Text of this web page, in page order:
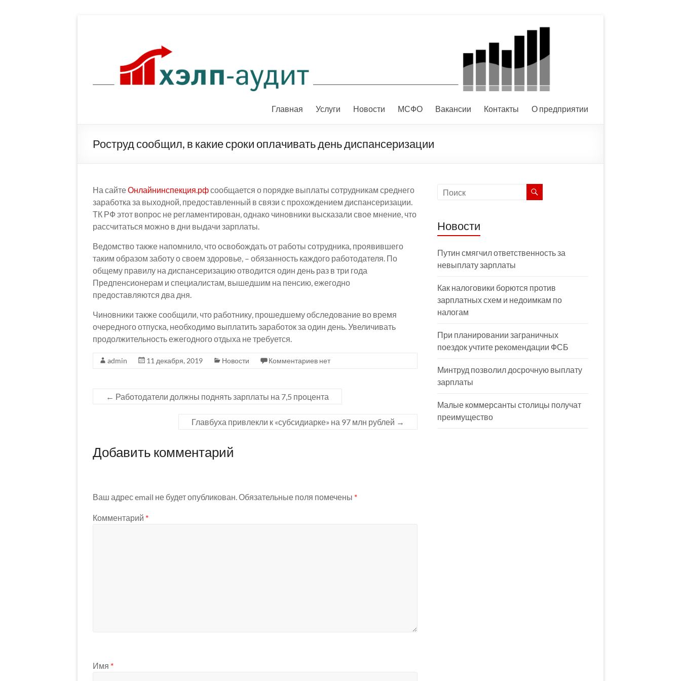
Главная Услуги Новости МСФО Вакансии Контакты О предприятии
Роструд сообщил, в какие сроки оплачивать день диспансеризации
На сайтеОнлайнинспекция.рфсообщается о порядке выплаты сотрудникам среднего
заработка за выходной, предоставленный в связи с прохождением диспансеризации.
ТК РФ этот вопрос не регламентирован, однако чиновники высказали свое мнение, что
рассчитаться можно в дни выдачи зарплаты.
Ведомство также напомнило, что освобождать от работы сотрудника, проявившего
таким образом заботу о своем здоровье, – обязанность каждого работодателя. По
общему правилу на диспансеризацию отводится один день раз в три года
Предпенсионерам и специалистам, вышедшим на пенсию, ежегодно
предоставляются два дня.
Чиновники также сообщили, что работнику, прошедшему обследование во время
очередного отпуска, необходимо выплатить заработок за один день. Увеличивать
продолжительность ежегодного отдыха не требуется.
admin 11 декабря, 2019 Новости Комментариев нет
← Работодатели должны поднять зарплаты на 7,5 процента
Главбуха привлекли к «субсидиарке» на 97 млн рублей →
Добавить комментарий
Ваш адрес email не будет опубликован. Обязательные поля помечены *
Комментарий *
Имя *
Новости
Путин смягчил ответственность за
невыплату зарплаты
Как налоговики борются против
зарплатных схем и недоимкам по
налогам
При планировании заграничных
поездок учтите рекомендации ФСБ
Минтруд позволил досрочную выплату
зарплаты
Малые коммерсанты столицы получат
преимущество